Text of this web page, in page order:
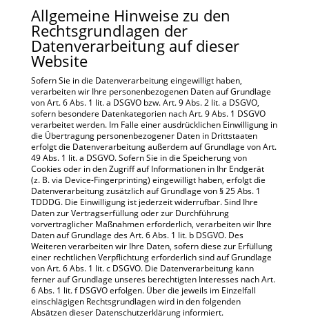
Allgemeine Hinweise zu den
Rechtsgrundlagen der
Datenverarbeitung auf dieser
Website
Sofern Sie in die Datenverarbeitung eingewilligt haben,
verarbeiten wir Ihre personenbezogenen Daten auf Grundlage
von Art. 6 Abs. 1 lit. a DSGVO bzw. Art. 9 Abs. 2 lit. a DSGVO,
sofern besondere Datenkategorien nach Art. 9 Abs. 1 DSGVO
verarbeitet werden. Im Falle einer ausdrücklichen Einwilligung in
die Übertragung personenbezogener Daten in Drittstaaten
erfolgt die Datenverarbeitung außerdem auf Grundlage von Art.
49 Abs. 1 lit. a DSGVO. Sofern Sie in die Speicherung von
Cookies oder in den Zugriff auf Informationen in Ihr Endgerät
(z. B. via Device-Fingerprinting) eingewilligt haben, erfolgt die
Datenverarbeitung zusätzlich auf Grundlage von § 25 Abs. 1
TDDDG. Die Einwilligung ist jederzeit widerrufbar. Sind Ihre
Daten zur Vertragserfüllung oder zur Durchführung
vorvertraglicher Maßnahmen erforderlich, verarbeiten wir Ihre
Daten auf Grundlage des Art. 6 Abs. 1 lit. b DSGVO. Des
Weiteren verarbeiten wir Ihre Daten, sofern diese zur Erfüllung
einer rechtlichen Verpflichtung erforderlich sind auf Grundlage
von Art. 6 Abs. 1 lit. c DSGVO. Die Datenverarbeitung kann
ferner auf Grundlage unseres berechtigten Interesses nach Art.
6 Abs. 1 lit. f DSGVO erfolgen. Über die jeweils im Einzelfall
einschlägigen Rechtsgrundlagen wird in den folgenden
Absätzen dieser Datenschutzerklärung informiert.